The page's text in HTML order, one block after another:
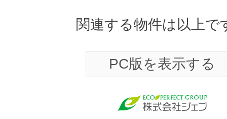
関連する物件は以上で
PC版を表示する